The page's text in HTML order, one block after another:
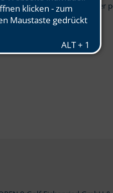
angeben) online oder
mit Euch allen!